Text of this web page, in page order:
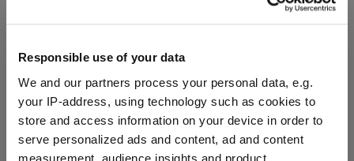
Responsible use of your data
We and our partners process your personal data, e.g.
your IP-address, using technology such as cookies to
store and access information on your device in order to
serve personalized ads and content, ad and content
measurement, audience insights and product
Disponible, délai de livraison : 10-14 jours ouvrables
43.90 CHF
TVA incluse, livraison offerte dès 125 € d'achat